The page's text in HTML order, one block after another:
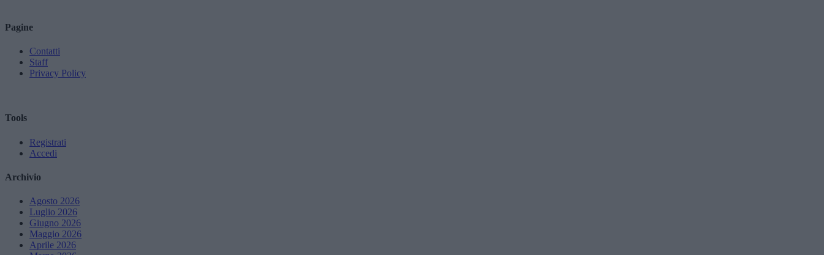
Pagine
Contatti
Staff
Privacy Policy
Tools
Registrati
Accedi
Archivio
Agosto 2026
Luglio 2026
Giugno 2026
Maggio 2026
Aprile 2026